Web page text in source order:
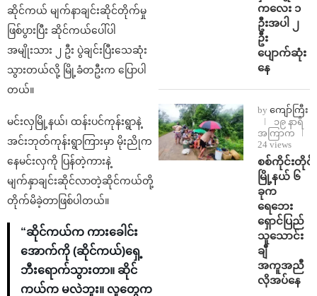
ဆိုင်ကယ် မျက်နာချင်းဆိုင်တိုက်မှု
ဖြစ်ပွားပြီး ဆိုင်ကယ်ပေါ်ပါ
အမျိုးသား ၂ ဦး ပွဲချင်းပြီးသေဆုံး
သွားတယ်လို့ မြို့ခံတဦးက ပြောပါ
တယ်။
မင်းလှမြို့နယ်၊ ထန်းပင်ကုန်းရွာနဲ့
အင်းဘုတ်ကုန်းရွာကြားမှာ မိုးညိုက
နေမင်းလှကို ပြန်တဲ့ကားနဲ့
မျက်နှာချင်းဆိုင်လာတဲ့ဆိုင်ကယ်တို့
တိုက်မိခဲ့တာဖြစ်ပါတယ်။
“ဆိုင်ကယ်က ကားခေါင်း
အောက်ကို (ဆိုင်ကယ်)ရှေ့
ဘီးရောက်သွားတာ။ ဆိုင်
ကယ်က မလဲဘူး။ လူတွေက
ကလေး ၁
ဦးအပါ ၂
ဦး
ပျောက်ဆုံး
နေ
by ကျော်ကြီး
၁၉ နာရီ
အကြာက
24 views
စစ်ကိုင်းတိုင်း
မြို့နယ် ၆
ခုက
ရေဘေး
ရှောင်ပြည်
သူသောင်း
ချီ
အကူအညီ
လိုအပ်နေ